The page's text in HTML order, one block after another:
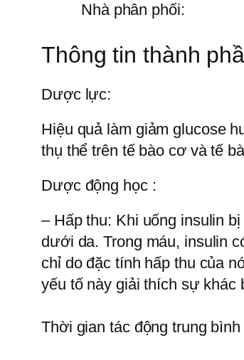
Nhà phân phối:
Thông tin thành
Dược lực:
Hiệu quả làm giảm glucose
thụ thể trên tế bào cơ và tế
Dược động học :
– Hấp thu: Khi uống insulin
dưới da. Trong máu, insulin
chỉ do đặc tính hấp thu của
yếu tố này giải thích sự khác
Thời gian tác động trung